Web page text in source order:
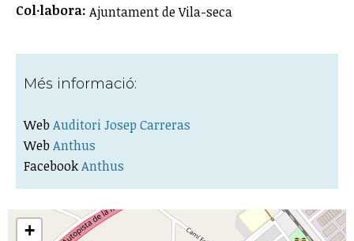
Col·labora: Ajuntament de Vila-seca
Més informació:
Web Auditori Josep Carreras
Web Anthus
FacebookAnthus
+